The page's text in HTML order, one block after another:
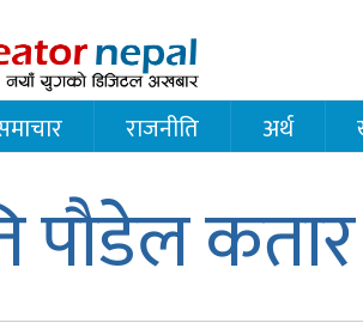
राजनीति अर्थ
पौडेल